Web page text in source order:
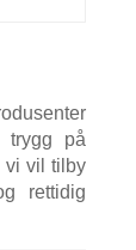
på
vi vil tilby
rettidig